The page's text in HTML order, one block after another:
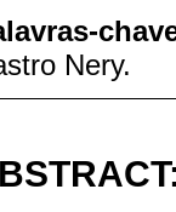
Nery.